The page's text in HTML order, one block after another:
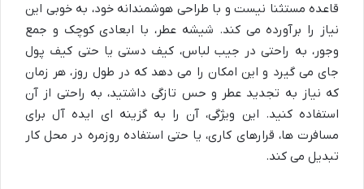
قاعده مستثنا نیست و با طراحی هوشمندانه خود، به خوبی این
نیاز را برآورده می کند. شیشه عطر، با ابعادی کوچک و جمع
وجور، به راحتی در جیب لباس، کیف دستی یا حتی کیف پول
جای می گیرد و این امکان را می دهد که در طول روز، هر زمان
که نیاز به تجدید عطر و حس تازگی داشتید، به راحتی از آن
استفاده کنید. این ویژگی، آن را به گزینه ای ایده آل برای
مسافرت ها، قرارهای کاری، یا حتی استفاده روزمره در محل کار
تبدیل می کند.